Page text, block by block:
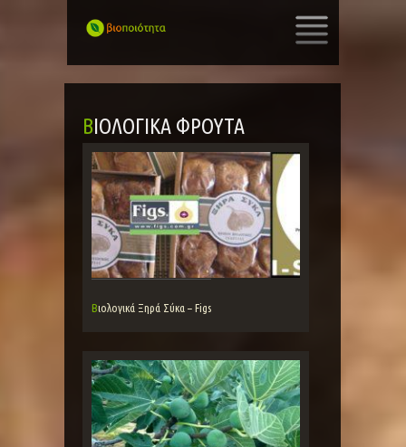
TO
ΒΙΟΛΟΓΙΚΆ ΦΡΟΎΤΑ
Βιολογικά Ξηρά Σύκα – Figs